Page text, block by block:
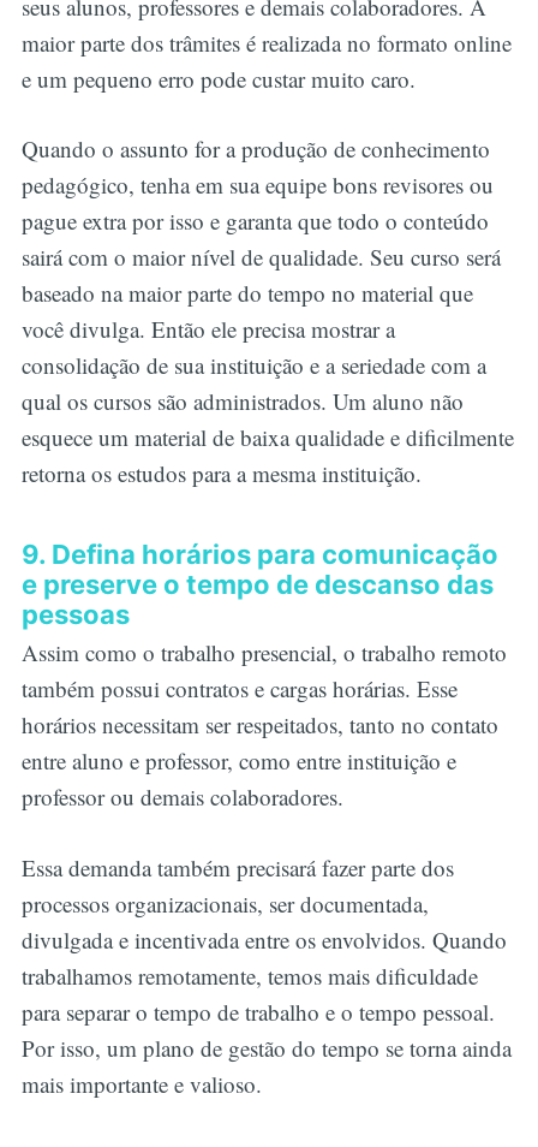
seus alunos, professores e demais colaboradores. A
maior parte dos trâmites é realizada no formato online
e um pequeno erro pode custar muito caro.
Quando o assunto for a produção de conhecimento
pedagógico, tenha em sua equipe bons revisores ou
pague extra por isso e garanta que todo o conteúdo
sairá com o maior nível de qualidade. Seu curso será
baseado na maior parte do tempo no material que
você divulga. Então ele precisa mostrar a
consolidação de sua instituição e a seriedade com a
qual os cursos são administrados. Um aluno não
esquece um material de baixa qualidade e dificilmente
retorna os estudos para a mesma instituição.
9. Defina horários para comunicação
e preserve o tempo de descanso das
pessoas
Assim como o trabalho presencial, o trabalho remoto
também possui contratos e cargas horárias. Esse
horários necessitam ser respeitados, tanto no contato
entre aluno e professor, como entre instituição e
professor ou demais colaboradores.
Essa demanda também precisará fazer parte dos
processos organizacionais, ser documentada,
divulgada e incentivada entre os envolvidos. Quando
trabalhamos remotamente, temos mais dificuldade
para separar o tempo de trabalho e o tempo pessoal.
Por isso, um plano de gestão do tempo se torna ainda
mais importante e valioso.